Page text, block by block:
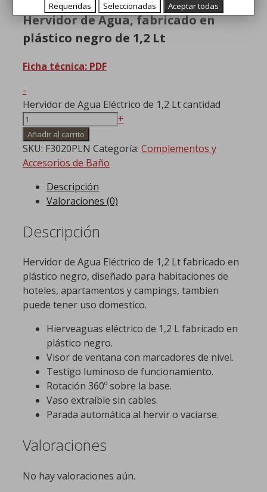
Hervidor de Agua, fabricado en
plástico negro de 1,2 Lt
Ficha técnica: PDF
-
Hervidor de Agua Eléctrico de 1,2 Lt cantidad
+
Añadir al carrito
SKU: F3020PLN Categoría: Complementos y
Accesorios de Baño
Descripción
Valoraciones (0)
Descripción
Hervidor de Agua Eléctrico de 1,2 Lt fabricado en
plástico negro, diseñado para habitaciones de
hoteles, apartamentos y campings, tambien
puede tener uso domestico.
Hierveaguas eléctrico de 1,2 L fabricado en
plástico negro.
Visor de ventana con marcadores de nivel.
Testigo luminoso de funcionamiento.
Rotación 360º sobre la base.
Vaso extraíble sin cables.
Parada automática al hervir o vaciarse.
Valoraciones
No hay valoraciones aún.
Requeridas Seleccionadas Aceptar todas